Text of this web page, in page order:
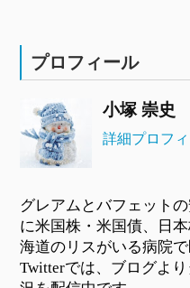
プロフィール
小塚 崇史
詳細プロフ
グレアムとバフェット
に米国株・米国債、日
海道のリスがいる病院
Twitterでは、ブログよ